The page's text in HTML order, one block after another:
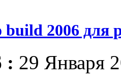
build 2006 для
: 29 Января